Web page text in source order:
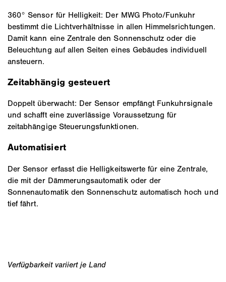
360° Sensor für Helligkeit: Der MWG Photo/Funkuhr
bestimmt die Lichtverhältnisse in allen Himmelsrichtungen.
Damit kann eine Zentrale den Sonnenschutz oder die
Beleuchtung auf allen Seiten eines Gebäudes individuell
ansteuern.
Zeitabhängig gesteuert
Doppelt überwacht: Der Sensor empfängt Funkuhrsignale
und schafft eine zuverlässige Voraussetzung für
zeitabhängige Steuerungsfunktionen.
Automatisiert
Der Sensor erfasst die Helligkeitswerte für eine Zentrale,
die mit der Dämmerungsautomatik oder der
Sonnenautomatik den Sonnenschutz automatisch hoch und
tief fährt.